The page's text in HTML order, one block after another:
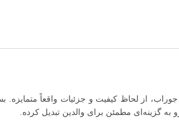
از لحاظ کیفیت و جزئیات واقعاً متمایزه.
گزینه‌ای مطمئن برای والدین تبدیل کرده.